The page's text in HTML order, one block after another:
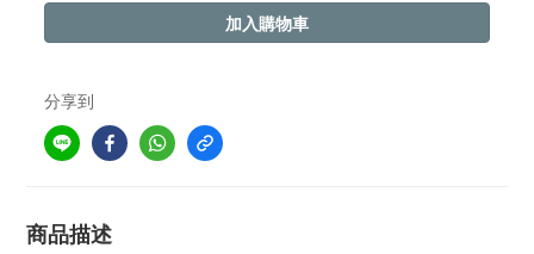
加入購物車
分享到
商品描述